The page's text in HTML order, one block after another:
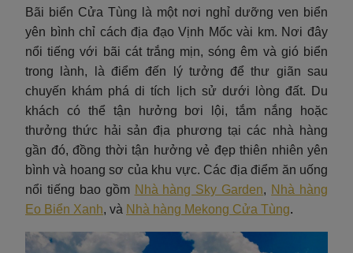
Bãi biển Cửa Tùng là một nơi nghỉ dưỡng ven biển
yên bình chỉ cách địa đạo Vịnh Mốc vài km. Nơi đây
nổi tiếng với bãi cát trắng mịn, sóng êm và gió biển
trong lành, là điểm đến lý tưởng để thư giãn sau
chuyến khám phá di tích lịch sử dưới lòng đất. Du
khách có thể tận hưởng bơi lội, tắm nắng hoặc
thưởng thức hải sản địa phương tại các nhà hàng
gần đó, đồng thời tận hưởng vẻ đẹp thiên nhiên yên
bình và hoang sơ của khu vực. Các địa điểm ăn uống
nổi tiếng bao gồm Nhà hàng Sky Garden, Nhà hàng
Eo Biển Xanh, và Nhà hàng Mekong Cửa Tùng.